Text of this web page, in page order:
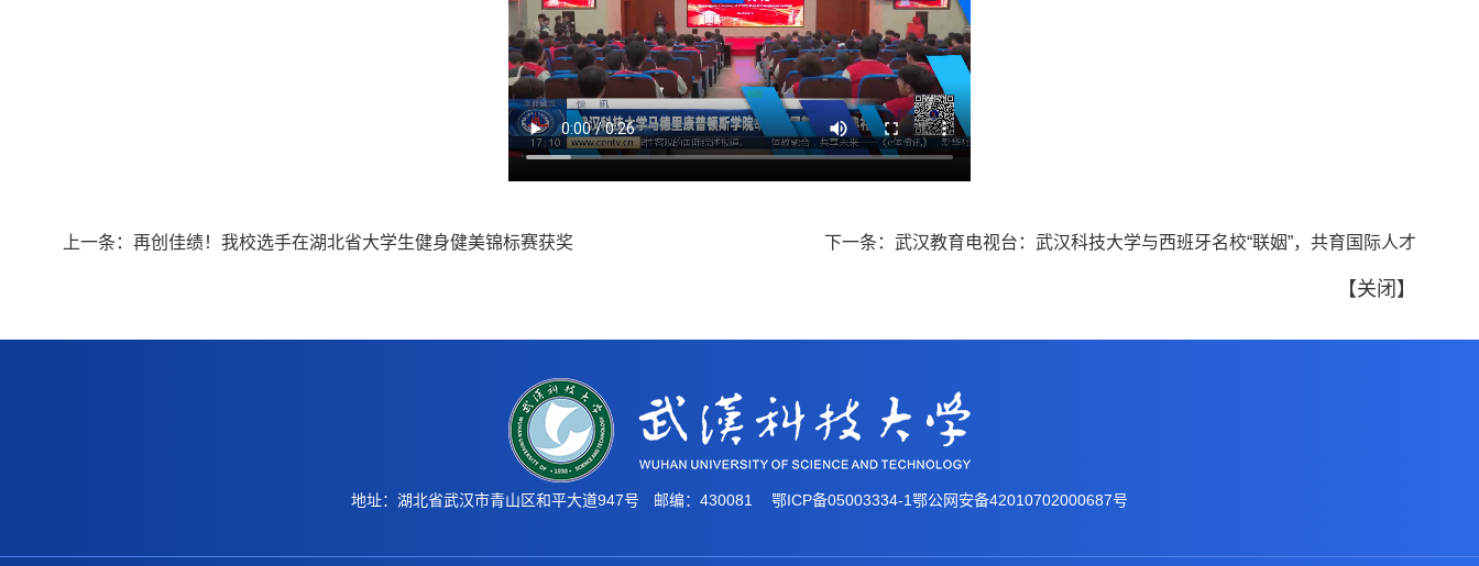
上一条： 再创佳绩！我校选手在湖北省大学生健身健美锦标赛获奖 下一条： 武汉教育电视台：武汉科技大学与西班牙名校“联姻”，共育国际人才
【关闭 】
地址：湖北省武汉市青山区和平大道947号 邮编：430081 鄂ICP备05003334-1鄂公网安备42010702000687号